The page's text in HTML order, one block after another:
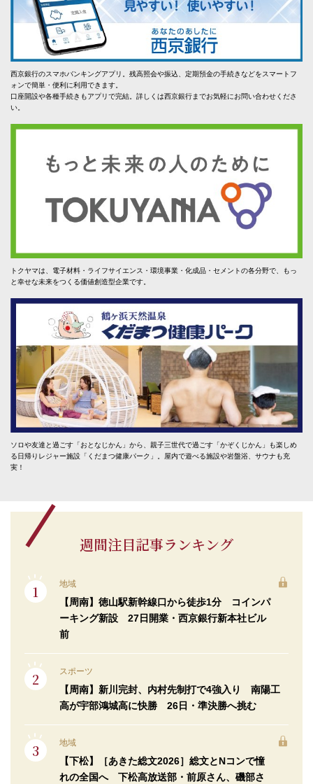
西京銀行のスマホバンキングアプリ。残高照会や振込、定期預金の手続きなどをスマートフ
ォンで簡単・便利に利用できます。
口座開設や各種手続きもアプリで完結。詳しくは西京銀行までお気軽にお問い合わせくださ
い。
トクヤマは、電子材料・ライフサイエンス・環境事業・化成品・セメントの各分野で、もっ
と幸せな未来をつくる価値創造型企業です。
ソロや友達と過ごす「おとなじかん」から、親子三世代で過ごす「かぞくじかん」も楽しめ
る日帰りレジャー施設「くだまつ健康パーク」。屋内で遊べる施設や岩盤浴、サウナも充
実！
週間注目記事ランキング
地域
【周南】徳山駅新幹線口から徒歩1分 コインパ
ーキング新設 27日開業・西京銀行新本社ビル
前
スポーツ
【周南】新川完封、内村先制打で4強入り 南陽工
高が宇部鴻城高に快勝 26日・準決勝へ挑む
地域
【下松】［あきた総文2026］総文とNコンで憧
れの全国へ 下松高放送部・前原さん、磯部さ